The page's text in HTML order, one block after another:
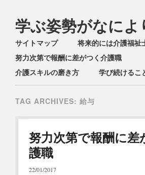
学ぶ姿勢がなによ
Main menu
Skip
to
content
サイトマップ
将来的には介護福祉
努力次第で報酬に差がつく介護職
介護スキルの磨き方
学び続けるこ
TAG ARCHIVES: 給与
努力次第で報酬に差
護職
22/01/2017